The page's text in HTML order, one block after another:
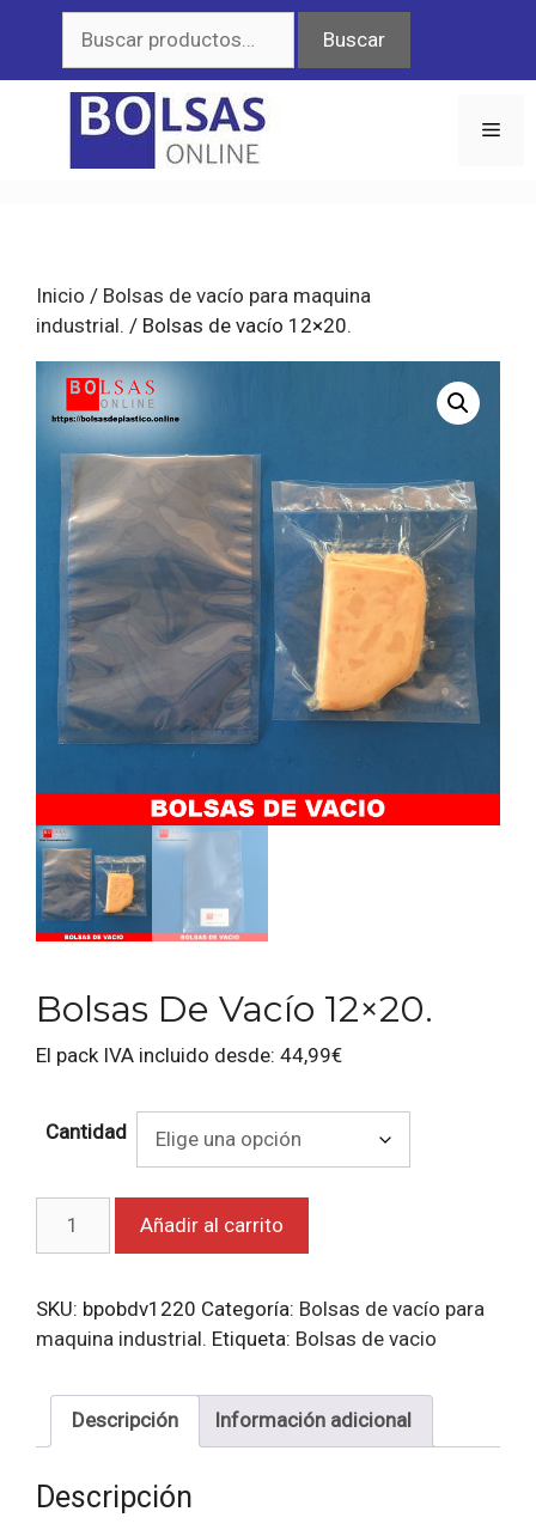
contenido
por:
Buscar
Inicio / Bolsas de vacío para maquina
industrial. / Bolsas de vacío 12×20.
Bolsas De Vacío 12×20.
El pack IVA incluido desde: 44,99€
Cantidad
12x20.
cantidad
Añadir al carrito
SKU: bpobdv1220 Categoría: Bolsas de vacío para
maquina industrial. Etiqueta: Bolsas de vacio
Descripción Información adicional
Descripción